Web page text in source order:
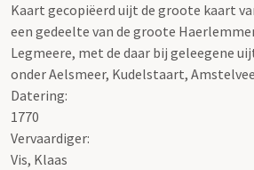
Kaart gecopiëerd uijt de groote kaart
een gedeelte van de groote
Legmeere, met de daar bij geleegene
onder Aelsmeer, Kudelstaart,
Datering:
1770
Vervaardiger:
Vis, Klaas